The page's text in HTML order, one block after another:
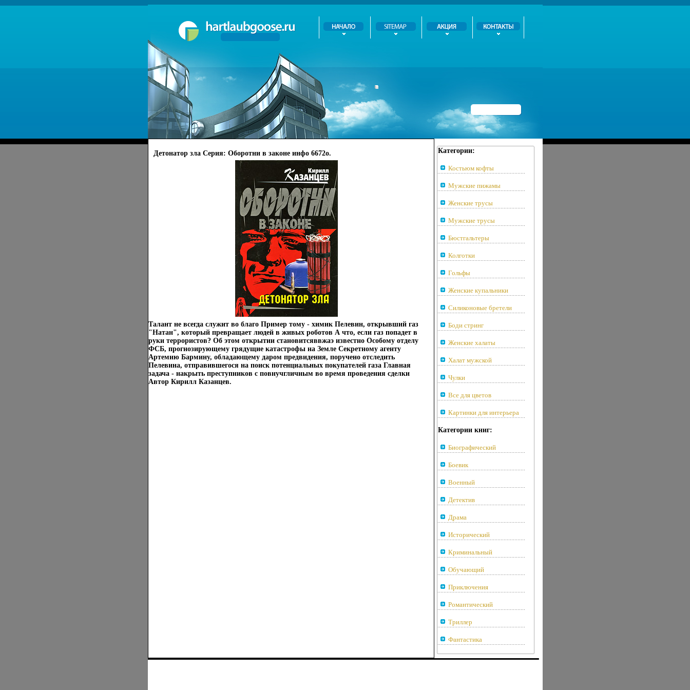
Детонатор зла Серия: Оборотни в законе инфо 6672o.
Талант не всегда служит во благо Пример тому - химик Пелевин, открывший газ
"Натан", который превращает людей в живых роботов А что, если газ попадет в
руки террористов? Об этом открытии становитсяввжаэ известно Особому отделу
ФСБ, прогнозирующему грядущие катастрофы на Земле Секретному агенту
Артемию Бармину, обладающему даром предвидения, поручено отследить
Пелевина, отправившегося на поиск потенциальных покупателей газа Главная
задача - накрыть преступников с повнучгличным во время проведения сделки
Автор Кирилл Казанцев.
Категории:
Костьюм кофты
Мужские пижамы
Женские трусы
Мужские трусы
Бюстгальтеры
Колготки
Гольфы
Женские купальники
Силиконовые бретели
Боди стринг
Женские халаты
Халат мужской
Чулки
Все для цветов
Картинки для интерьера
Категории книг:
Биографический
Боевик
Военный
Детектив
Драма
Исторический
Криминальный
Обучающий
Приключения
Романтический
Триллер
Фантастика